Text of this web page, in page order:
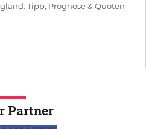
Tipp, Prognose & Quoten
Partner